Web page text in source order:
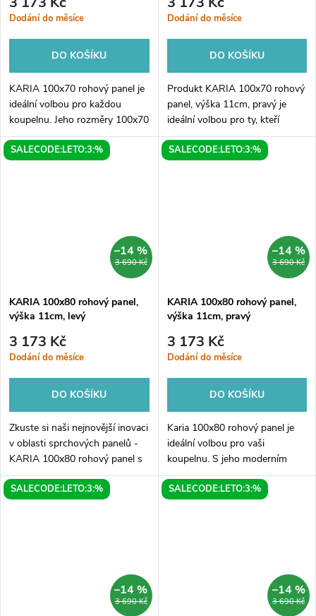
Dodání do měsíce
DO KOŠÍKU
KARIA 100x70 rohový panel je
ideální volbou pro každou
koupelnu. Jeho rozměry 100x70
cm a výška 11 cm umožňují
perfektní umístění do rohu
Dodání do měsíce
DO KOŠÍKU
Produkt KARIA 100x70 rohový
panel, výška 11cm, pravý je
ideální volbou pro ty, kteří
hledají kvalitní a praktické řešení
pro svou koupelnu. Tento
SALECODE:LETO:3:%
3 690 Kč
–14 %
KARIA 100x80 rohový panel,
výška 11cm, levý
3 173 Kč
Dodání do měsíce
DO KOŠÍKU
Zkuste si naši nejnovější inovaci
v oblasti sprchových panelů -
KARIA 100x80 rohový panel s
výškou 11cm a levým
umístěním. Tento panel
SALECODE:LETO:3:%
3 690 Kč
–14 %
KARIA 100x80 rohový panel,
výška 11cm, pravý
3 173 Kč
Dodání do měsíce
DO KOŠÍKU
Karia 100x80 rohový panel je
ideální volbou pro vaši
koupelnu. S jeho moderním
designem a praktickými
rozměry 100x80 cm se snadno
SALECODE:LETO:3:%
3 690 Kč
–14 %
SALECODE:LETO:3:%
3 690 Kč
–14 %